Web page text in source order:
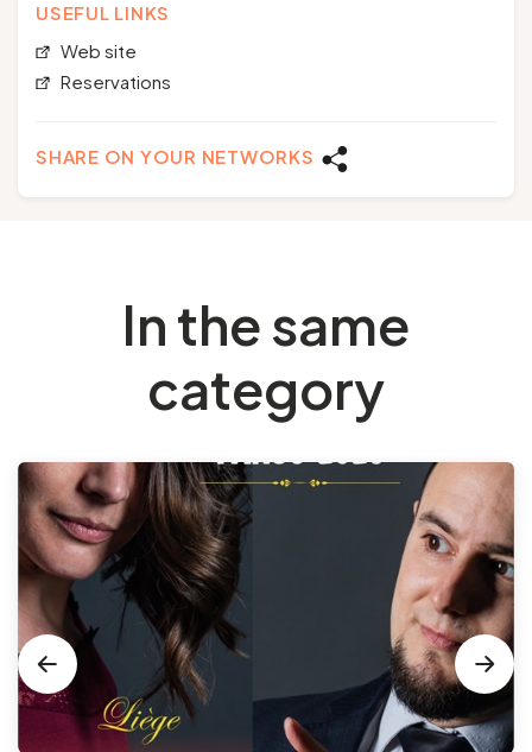
USEFUL LINKS
Web site
Reservations
SHARE ON YOUR NETWORKS
In the same
category